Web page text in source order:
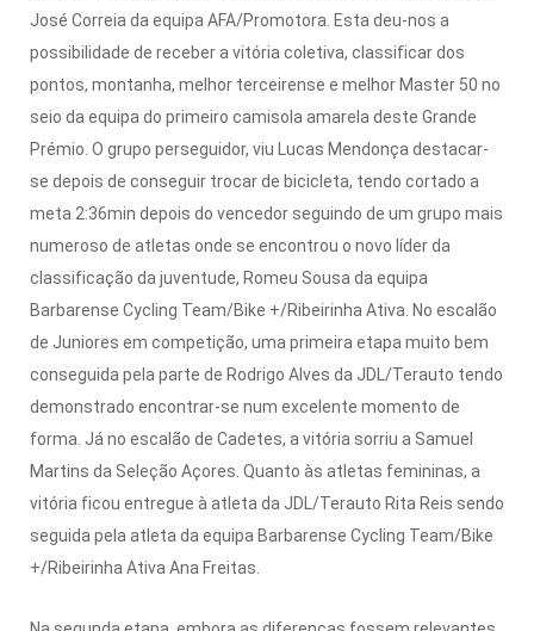
José Correia da equipa AFA/Promotora. Esta deu-nos a
possibilidade de receber a vitória coletiva, classificar dos
pontos, montanha, melhor terceirense e melhor Master 50 no
seio da equipa do primeiro camisola amarela deste Grande
Prémio. O grupo perseguidor, viu Lucas Mendonça destacar-
se depois de conseguir trocar de bicicleta, tendo cortado a
meta 2:36min depois do vencedor seguindo de um grupo mais
numeroso de atletas onde se encontrou o novo líder da
classificação da juventude, Romeu Sousa da equipa
Barbarense Cycling Team/Bike +/Ribeirinha Ativa. No escalão
de Juniores em competição, uma primeira etapa muito bem
conseguida pela parte de Rodrigo Alves da JDL/Terauto tendo
demonstrado encontrar-se num excelente momento de
forma. Já no escalão de Cadetes, a vitória sorriu a Samuel
Martins da Seleção Açores. Quanto às atletas femininas, a
vitória ficou entregue à atleta da JDL/Terauto Rita Reis sendo
seguida pela atleta da equipa Barbarense Cycling Team/Bike
+/Ribeirinha Ativa Ana Freitas.